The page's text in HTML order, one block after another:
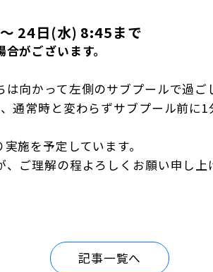
24日(水) 8:45まで
がございます。
向かって左側のサブプールで過ご
通常時と変わらずサブプール前に
施を予定しています。
ご理解の程よろしくお願い申し上
記事一覧へ